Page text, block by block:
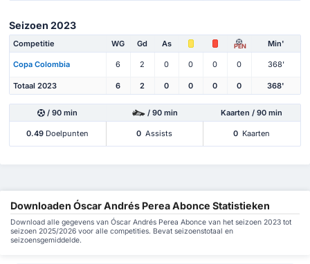
Seizoen 2023
Competitie WG Gd As PEN Min'
Copa Colombia 6 2 0 0 0 0 368'
Totaal 2023 6 2 0 0 0 0 368'
/ 90 min / 90 min Kaarten / 90 min
0.49 Doelpunten 0 Assists 0 Kaarten
Downloaden Óscar Andrés Perea Abonce Statistieken
Download alle gegevens van Óscar Andrés Perea Abonce van het seizoen 2023 tot
seizoen 2025/2026 voor alle competities. Bevat seizoenstotaal en
seizoensgemiddelde.